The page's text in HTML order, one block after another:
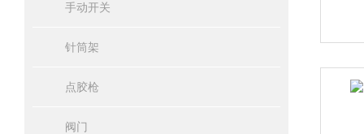
手动开关
针筒架
点胶枪
阀门